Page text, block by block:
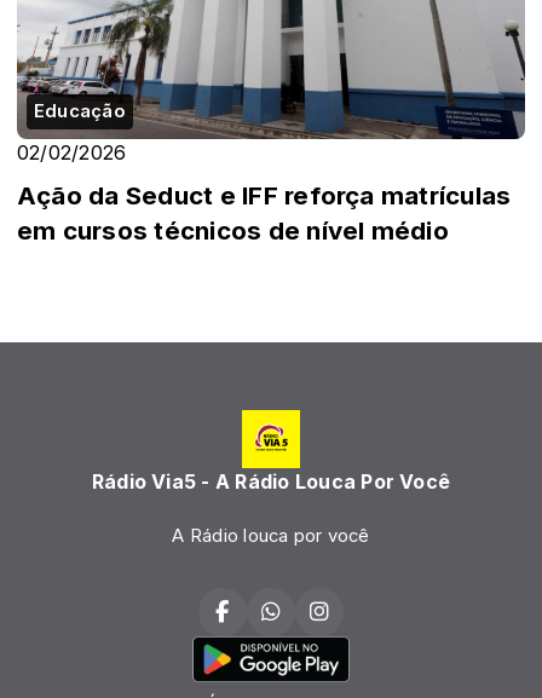
Educação
02/02/2026
Ação da Seduct e IFF reforça matrículas
em cursos técnicos de nível médio
Rádio Via5 - A Rádio Louca Por Você
A Rádio louca por você